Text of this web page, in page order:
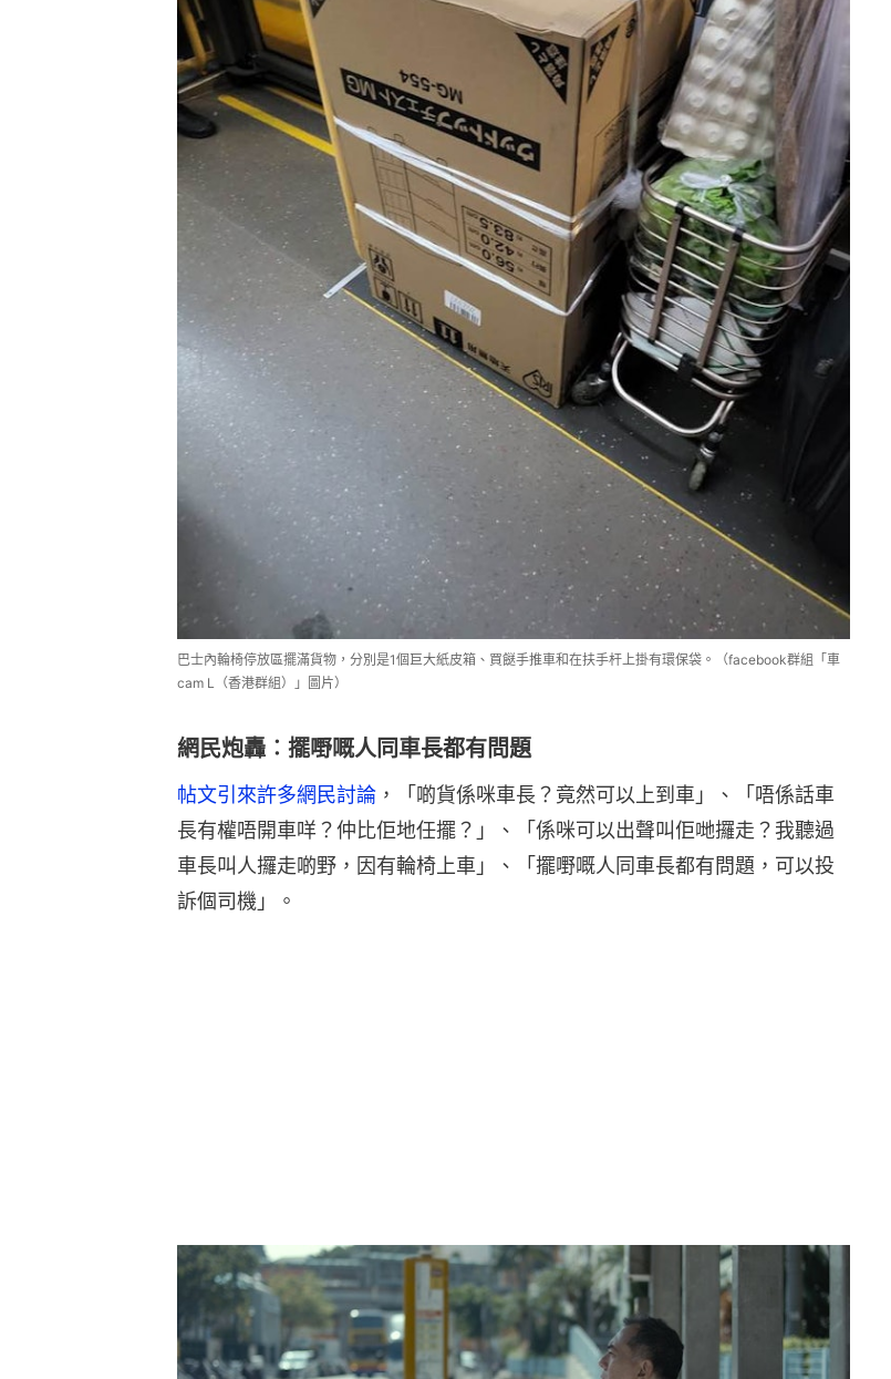
巴士內輪椅停放區擺滿貨物，分別是1個巨大紙皮箱、買餸手推車和在扶手杆上掛有環保袋。（facebook群組「車
cam L（香港群組）」圖片）
網民炮轟︰擺嘢嘅人同車長都有問題
帖文引來許多網民討論 ，「啲貨係咪車長？竟然可以上到車」、「唔係話車
長有權唔開車咩？仲比佢地任擺？」、「係咪可以出聲叫佢哋攞走？我聽過
車長叫人攞走啲野，因有輪椅上車」、「擺嘢嘅人同車長都有問題，可以投
訴個司機」。